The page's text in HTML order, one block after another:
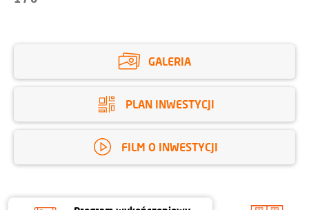
GALERIA
PLAN INWESTYCJI
FILM O INWESTYCJI